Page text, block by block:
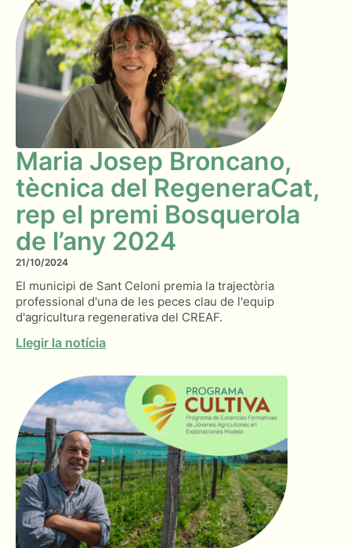
Maria Josep Broncano,
tècnica del RegeneraCat,
rep el premi Bosquerola
de l’any 2024
21/10/2024
El municipi de Sant Celoni premia la trajectòria
professional d'una de les peces clau de l'equip
d'agricultura regenerativa del CREAF.
Llegir la notícia